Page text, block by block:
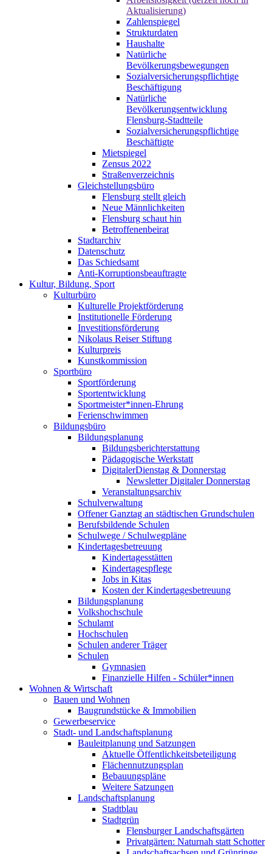
Aktualisierung)
Zahlenspiegel
Strukturdaten
Haushalte
Natürliche
Bevölkerungsbewegungen
Sozialversicherungspflichtige
Beschäftigung
Natürliche
Bevölkerungsentwicklung
Flensburg-Stadtteile
Sozialversicherungspflichtige
Beschäftigte
Mietspiegel
Zensus 2022
Straßenverzeichnis
Gleichstellungsbüro
Flensburg stellt gleich
Neue Männlichkeiten
Flensburg schaut hin
Betroffenenbeirat
Stadtarchiv
Datenschutz
Das Schiedsamt
Anti-Korruptionsbeauftragte
Kultur, Bildung, Sport
Kulturbüro
Kulturelle Projektförderung
Institutionelle Förderung
Investitionsförderung
Nikolaus Reiser Stiftung
Kulturpreis
Kunstkommission
Sportbüro
Sportförderung
Sportentwicklung
Sportmeister*innen-Ehrung
Ferienschwimmen
Bildungsbüro
Bildungsplanung
Bildungsberichterstattung
Pädagogische Werkstatt
DigitalerDienstag & Donnerstag
Newsletter Digitaler Donnerstag
Veranstaltungsarchiv
Schulverwaltung
Offener Ganztag an städtischen Grundschulen
Berufsbildende Schulen
Schulwege / Schulwegpläne
Kindertagesbetreuung
Kindertagesstätten
Kindertagespflege
Jobs in Kitas
Kosten der Kindertagesbetreuung
Bildungsplanung
Volkshochschule
Schulamt
Hochschulen
Schulen anderer Träger
Schulen
Gymnasien
Finanzielle Hilfen - Schüler*innen
Wohnen & Wirtschaft
Bauen und Wohnen
Baugrundstücke & Immobilien
Gewerbeservice
Stadt- und Landschaftsplanung
Bauleitplanung und Satzungen
Aktuelle Öffentlichkeitsbeteiligung
Flächennutzungsplan
Bebauungspläne
Weitere Satzungen
Landschaftsplanung
Stadtblau
Stadtgrün
Flensburger Landschaftsgärten
Privatgärten: Naturnah statt Schotter